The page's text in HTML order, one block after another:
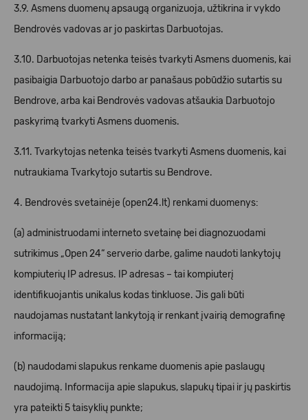
3.9. Asmens duomenų apsaugą organizuoja, užtikrina ir vykdo
Bendrovės vadovas ar jo paskirtas Darbuotojas.
3.10. Darbuotojas netenka teisės tvarkyti Asmens duomenis, kai
pasibaigia Darbuotojo darbo ar panašaus pobūdžio sutartis su
Bendrove, arba kai Bendrovės vadovas atšaukia Darbuotojo
paskyrimą tvarkyti Asmens duomenis.
3.11. Tvarkytojas netenka teisės tvarkyti Asmens duomenis, kai
nutraukiama Tvarkytojo sutartis su Bendrove.
4. Bendrovės svetainėje (open24.lt) renkami duomenys:
(a) administruodami interneto svetainę bei diagnozuodami
sutrikimus „Open 24“ serverio darbe, galime naudoti lankytojų
kompiuterių IP adresus. IP adresas – tai kompiuterį
identifikuojantis unikalus kodas tinkluose. Jis gali būti
naudojamas nustatant lankytoją ir renkant įvairią demografinę
informaciją;
(b) naudodami slapukus renkame duomenis apie paslaugų
naudojimą. Informacija apie slapukus, slapukų tipai ir jų paskirtis
yra pateikti5 taisyklių punkte;